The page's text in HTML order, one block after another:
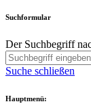
Suchformular
Der Suchbegriff
Suche schließen
Hauptmenü: